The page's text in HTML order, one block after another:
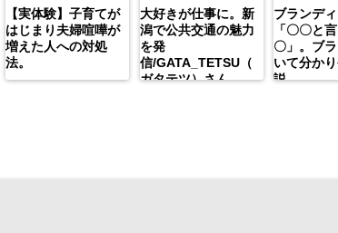
【実体験】子育てが
はじまり夫婦喧嘩が
増えた人への対処
法。
大好きが仕事に。新
潟で公共交通の魅力
を発
信/GATA_TETSU（
ガタテツ）さん
ブランデ
「〇〇と
〇」。ブ
いて分か
説。